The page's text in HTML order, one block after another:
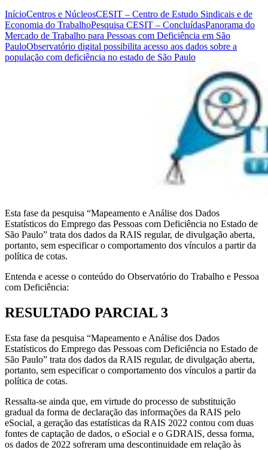
InícioCentros e NúcleosCESIT – Centro de Estudo Sindicais e de
Economia do TrabalhoPesquisa CESIT – ConcluídasPanorama do
Mercado de Trabalho para Pessoas com Deficiência em São
PauloObservatório digital possibilita acesso aos dados sobre a
população com deficiência no estado de São Paulo
Esta fase da pesquisa “Mapeamento e Análise dos Dados
Estatísticos do Emprego das Pessoas com Deficiência no Estado de
São Paulo” trata dos dados da RAIS regular, de divulgação aberta,
portanto, sem especificar o comportamento dos vínculos a partir da
política de cotas.
Entenda e acesse o conteúdo do Observatório do Trabalho e Pessoa
com Deficiência:
RESULTADO PARCIAL 3
Esta fase da pesquisa “Mapeamento e Análise dos Dados
Estatísticos do Emprego das Pessoas com Deficiência no Estado de
São Paulo” trata dos dados da RAIS regular, de divulgação aberta,
portanto, sem especificar o comportamento dos vínculos a partir da
política de cotas.
Ressalta-se ainda que, em virtude do processo de substituição
gradual da forma de declaração das informações da RAIS pelo
eSocial, a geração das estatísticas da RAIS 2022 contou com duas
fontes de captação de dados, o eSocial e o GDRAIS, dessa forma,
os dados de 2022 sofreram uma descontinuidade em relação às